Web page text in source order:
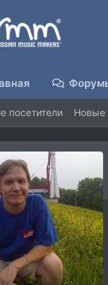
посетители Новые